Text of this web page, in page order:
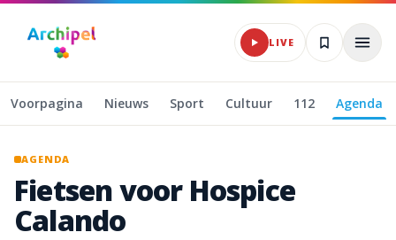
Naar hoofdinhoud
LIVE
Voorpagina Nieuws Sport Cultuur 112 Agenda
AGENDA
Fietsenvoor Hospice
Calando